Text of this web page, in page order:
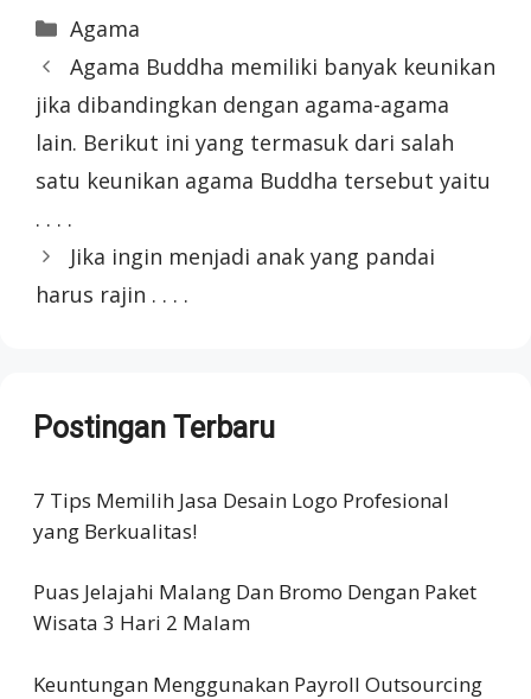
Categories
Agama
Agama Buddha memiliki banyak keunikan
jika dibandingkan dengan agama-agama
lain. Berikut ini yang termasuk dari salah
satu keunikan agama Buddha tersebut yaitu
. . . .
Jika ingin menjadi anak yang pandai
harus rajin . . . .
Postingan Terbaru
7 Tips Memilih Jasa Desain Logo Profesional
yang Berkualitas!
Puas Jelajahi Malang Dan Bromo Dengan Paket
Wisata 3 Hari 2 Malam
Keuntungan Menggunakan Payroll Outsourcing